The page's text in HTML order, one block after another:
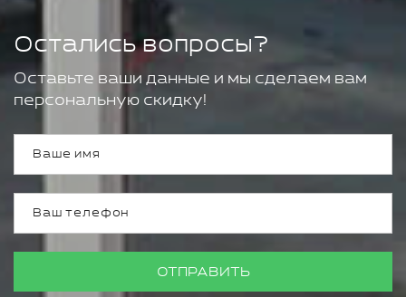
Остались вопросы?
Оставьте ваши данные и мы сделаем вам
персональную скидку!
ОТПРАВИТЬ